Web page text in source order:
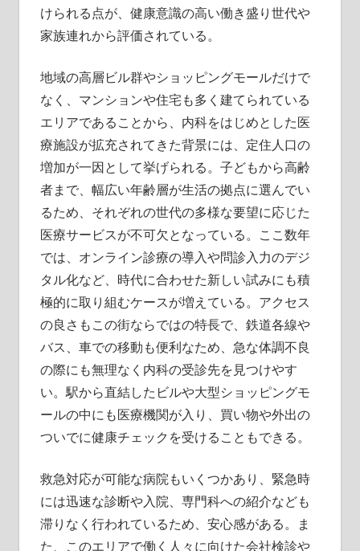
けられる点が、健康意識の高い働き盛り世代や
家族連れから評価されている。
地域の高層ビル群やショッピングモールだけで
なく、マンションや住宅も多く建てられている
エリアであることから、内科をはじめとした医
療施設が拡充されてきた背景には、定住人口の
増加が一因として挙げられる。子どもから高齢
者まで、幅広い年齢層が生活の拠点に選んでい
るため、それぞれの世代の多様な要望に応じた
医療サービスが不可欠となっている。ここ数年
では、オンライン診療の導入や問診入力のデジ
タル化など、時代に合わせた新しい試みにも積
極的に取り組むケースが増えている。アクセス
の良さもこの街ならではの特長で、鉄道各線や
バス、車での移動も便利なため、急な体調不良
の際にも無理なく内科の受診先を見つけやす
い。駅から直結したビルや大型ショッピングモ
ールの中にも医療機関が入り、買い物や外出の
ついでに健康チェックを受けることもできる。
救急対応が可能な病院もいくつかあり、緊急時
には迅速な診断や入院、専門科への紹介なども
滞りなく行われているため、安心感がある。ま
た、このエリアで働く人々に向けた会社検診や